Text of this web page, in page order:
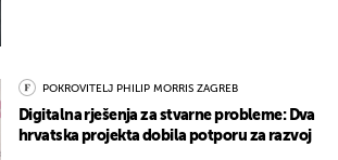
POKROVITELJ PHILIP MORRIS ZAGREB
Digitalna rješenja za stvarne probleme: Dva
hrvatska projekta dobila potporu za razvoj